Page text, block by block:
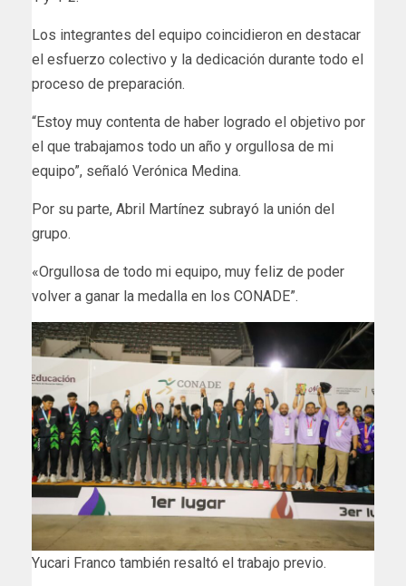
Los integrantes del equipo coincidieron en destacar
el esfuerzo colectivo y la dedicación durante todo el
proceso de preparación.
“Estoy muy contenta de haber logrado el objetivo por
el que trabajamos todo un año y orgullosa de mi
equipo”, señaló Verónica Medina.
Por su parte, Abril Martínez subrayó la unión del
grupo.
«Orgullosa de todo mi equipo, muy feliz de poder
volver a ganar la medalla en los CONADE”.
Yucari Franco también resaltó el trabajo previo.